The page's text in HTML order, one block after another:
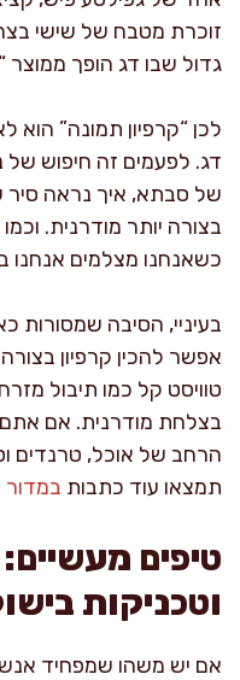
זוכרת מטבח של שישי
גדול שבו דג הופך
לכן “קרפיון תמונה”
דג. לפעמים זה חיפוש של
של סבתא, איך נראה סיר
בצורה יותר מודרנית.
כשאנחנו מצלמים אנחנו
בעיניי, הסיבה שמסורות
אפשר להכין קרפיון
טוויסט קל כמו תיבול
בצלחת מודרנית. אם
הרחב של אוכל, טרנדים
תמצאו עוד כתבות במדור
טיפים מעשיים:
וטכניקות
אם יש משהו שמפחיד